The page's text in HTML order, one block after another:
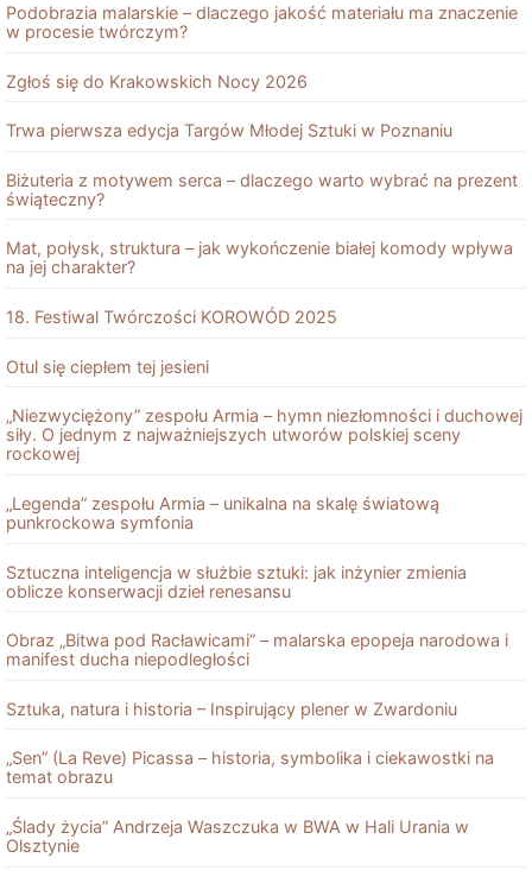
Podobrazia malarskie – dlaczego jakość materiału ma znaczenie
w procesie twórczym?
Zgłoś się do Krakowskich Nocy 2026
Trwa pierwsza edycja Targów Młodej Sztuki w Poznaniu
Biżuteria z motywem serca – dlaczego warto wybrać na prezent
świąteczny?
Mat, połysk, struktura – jak wykończenie białej komody wpływa
na jej charakter?
18. Festiwal Twórczości KOROWÓD 2025
Otul się ciepłem tej jesieni
„Niezwyciężony” zespołu Armia – hymn niezłomności i duchowej
siły. O jednym z najważniejszych utworów polskiej sceny
rockowej
„Legenda” zespołu Armia – unikalna na skalę światową
punkrockowa symfonia
Sztuczna inteligencja w służbie sztuki: jak inżynier zmienia
oblicze konserwacji dzieł renesansu
Obraz „Bitwa pod Racławicami” – malarska epopeja narodowa i
manifest ducha niepodległości
Sztuka, natura i historia – Inspirujący plener w Zwardoniu
„Sen” (La Reve) Picassa – historia, symbolika i ciekawostki na
temat obrazu
„Ślady życia” Andrzeja Waszczuka w BWA w Hali Urania w
Olsztynie